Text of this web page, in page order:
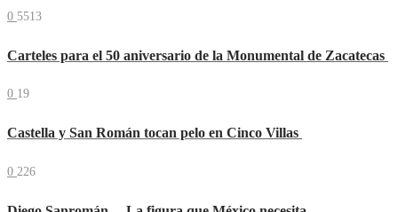
0 5513
Carteles para el 50 aniversario de la Monumental de Zacatecas
0 19
Castella y San Román tocan pelo en Cinco Villas
0 226